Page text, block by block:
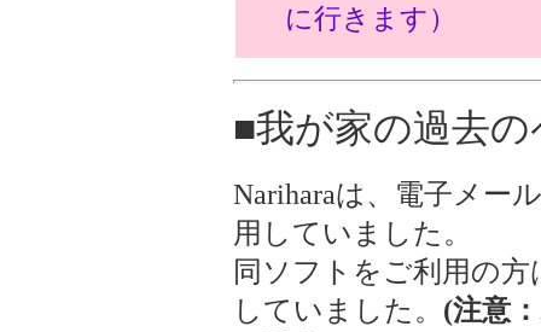
に行きます）
■我が家の過去
Nariharaは、電子メー
用していました。
同ソフトをご利用の
していました。 (注意